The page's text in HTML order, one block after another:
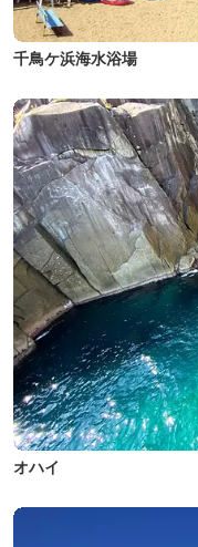
千鳥ケ浜海水浴場
オハイ